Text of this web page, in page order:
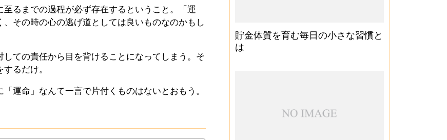
るまでの過程が必ず存在するということ。「運
その時の心の逃げ道としては良いものなのかもし
ての責任から目を背けることになってしまう。そ
るだけ。
運命」なんて一言で片付くものはないとおもう。
貯金体質を育む毎日の小さな習慣と
は